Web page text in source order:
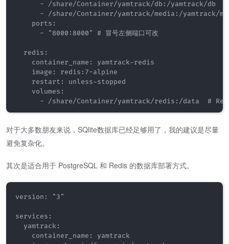
- /share/Container/yamtrack/db:/yamtrack/db  #
- /share/Container/yamtrack/media:/yamtrack/
    ports:
      - "8000:8000" # 冒号左侧端口可改
  redis:
    container_name: yamtrack-redis
    image: redis:7-alpine
    restart: unless-stopped
    volumes:
对于大多数朋友来说，SQlite数据库已经足够用了，我的建议是尽量
避免复杂化。
其次是适合用于 PostgreSQL 和 Redis 的数据库部署方式。
version: "3"
services:
  yamtrack:
    container_name: yamtrack